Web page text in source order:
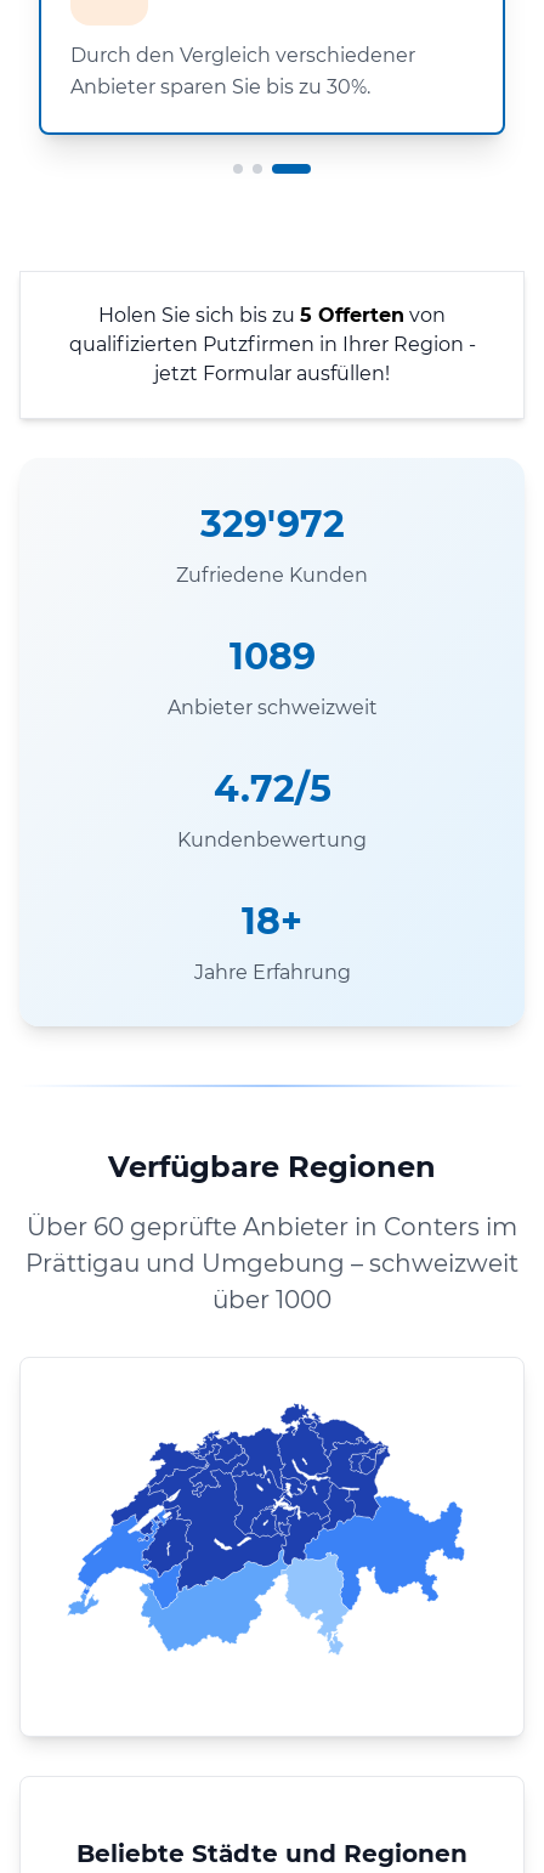
Durch den Vergleich verschiedener
Anbieter sparen Sie bis zu 30%.
Holen Sie sich bis zu 5 Offerten von
qualifizierten Putzfirmen in Ihrer Region -
jetzt Formular ausfüllen!
329'972
Zufriedene Kunden
1089
Anbieter schweizweit
4.72/5
Kundenbewertung
18+
Jahre Erfahrung
Verfügbare Regionen
Über 60 geprüfte Anbieter in Conters im
Prättigau und Umgebung – schweizweit
über 1000
Beliebte Städte und Regionen